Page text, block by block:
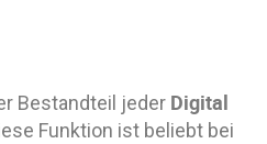
Bestandteil jeder Digital
Funktion ist beliebt bei